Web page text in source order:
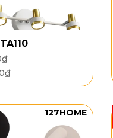
₫
₫
127HOME